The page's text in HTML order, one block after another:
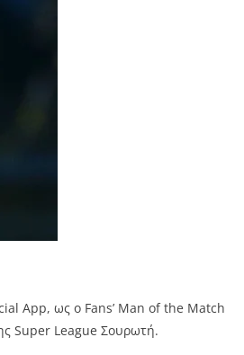
App, ως ο Fans’ Man of the Match
Super League Σουρωτή.